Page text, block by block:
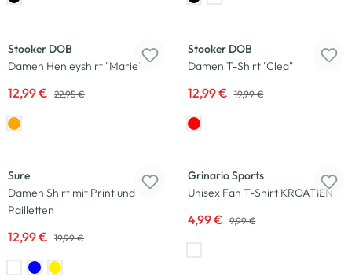
Stooker DOB
Damen Henleyshirt "Marie"
12,99 € 22,95 €
Stooker DOB
Damen T-Shirt "Clea"
12,99 € 19,99 €
Sure
Damen Shirt mit Print und
Pailletten
12,99 € 19,99 €
Grinario Sports
Unisex Fan T-Shirt KROATIEN
4,99 € 9,99 €